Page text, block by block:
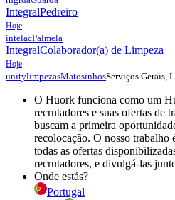
IntegralPedreiro
Hoje
intelacPalmela
IntegralColaborador(a) de Limpeza
Hoje
unitylimpezasMatosinhosServiços Gerais,
O Huork funciona como um
recrutadores e suas ofertas de
buscam a primeira
recolocação. O nosso trabalho
todas as ofertas
recrutadores, e divulgá-las
Onde estás?
Portugal